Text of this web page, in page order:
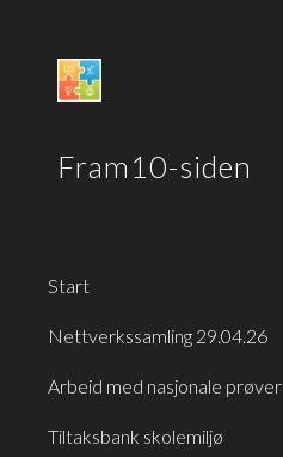
Fram10-siden
Start
Nettverkssamling 29.04.26
Arbeid med nasjonale prøver
Tiltaksbank skolemiljø